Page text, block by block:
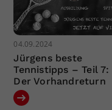
04.09.2024
Jürgens beste
Tennistipps – Teil 7:
Der Vorhandreturn